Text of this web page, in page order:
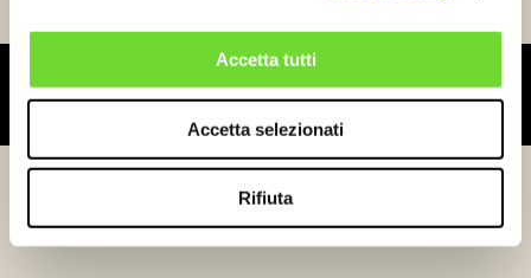
Accetta tutti
Accetta selezionati
Rifiuta
riprenderà regolarmente il 25 agosto 2026